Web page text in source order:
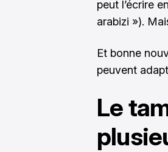
peut l’écrire
arabizi »).
Et bonne
peuvent
Le